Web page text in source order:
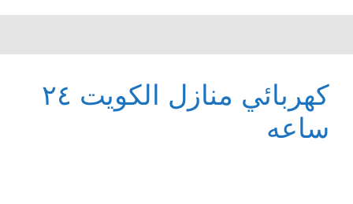
كهربائي منازل الكويت ٢٤
ساعه